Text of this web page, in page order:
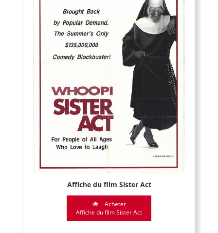
Affiche du film Sister Act
Acheter
Affiche du film Sister Act